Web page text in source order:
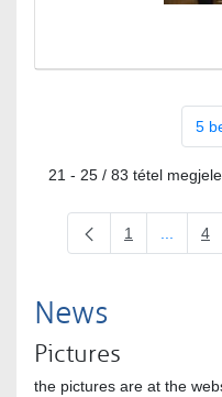
5
21 - 25 / 83 tétel
Oldal
1 Köztes
4
News
Pictures
the pictures are at the